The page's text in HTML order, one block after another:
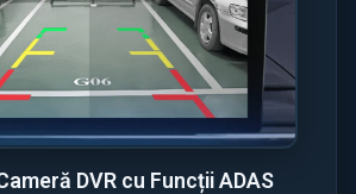
DVR cu Funcții ADAS